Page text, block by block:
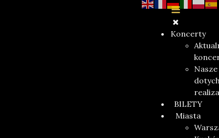
Koncerty
Nasze
BILETY
Miasta